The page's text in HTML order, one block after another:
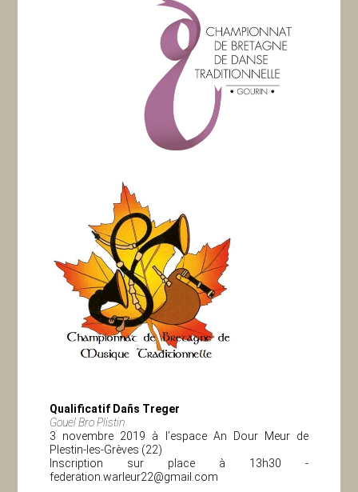
Qualificatif Dañs Treger
Gouel Bro Plistin
3 novembre 2019 à l’espace An Dour Meur de
Plestin-les-Grèves (22)
Inscription sur place à 13h30 -
federation.warleur22@gmail.com